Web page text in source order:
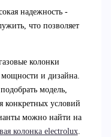
надежность -
что позволяет
колонки
и дизайна.
модель,
конкретных условий
можно найти на
колонка electrolux.